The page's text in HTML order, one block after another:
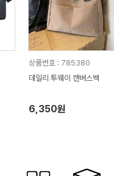
상품번호 : 785380
데일리 투웨이 캔버스백
6,350원